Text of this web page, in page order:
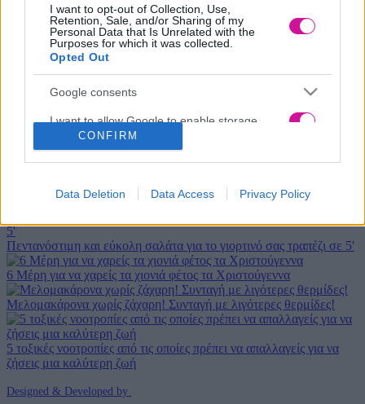
I want to opt-out of Collection, Use,
Retention, Sale, and/or Sharing of my
Personal Data that Is Unrelated with the
Purposes for which it was collected.
Opted Out
Google consents
I want to allow Google to enable storage
related to advertising like cookies on web or
device identifiers in apps.
I want to allow my user data to be sent to
I want to allow Google to send me
personalized advertising.
I want to allow Google to enable storage
related to analytics like cookies on web or
device identifiers in apps.
I want to allow Google to enable storage
related to functionality of the website or app.
CONFIRM
Data Deletion Data Access Privacy Policy
Συγκεκριμένα, ο μουσικός βρέθηκε θετικός σε μοριακό τεστ
κορονοϊού.
Αδιανότητο! 29χρονη χώρισε τον σύντροφό της… κι εκείνος
κρυβόταν 1 μήνα κάτω από το κρεβάτι της
Χριστουγεννιάτικο φιλοζωικό bazaar από τις Ζω.Ε.Σ. στη
Θεσσαλονίκη
Πεντανόστιμη και εύκολη σαλάτα για το γιορτινό σας τραπέζι σε 5'
6 Μέρη για να χαρείς τα χιονιά φέτος τα Χριστούγεννα
Μελομακάρονα χωρίς ζάχαρη! Συνταγή με λιγότερες θερμίδες!
5 τοξικές νοοτροπίες από τις οποίες πρέπει να απαλλαγείς για να
ζήσεις μια καλύτερη ζωή
Designed & Developed by